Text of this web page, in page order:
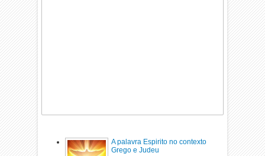
A palavra Espirito no contexto
Grego e Judeu